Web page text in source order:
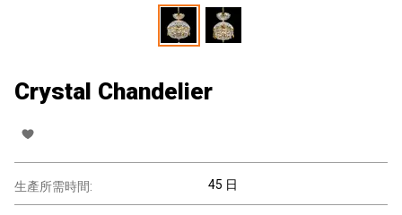
Crystal Chandelier
生產所需時間: 45 日